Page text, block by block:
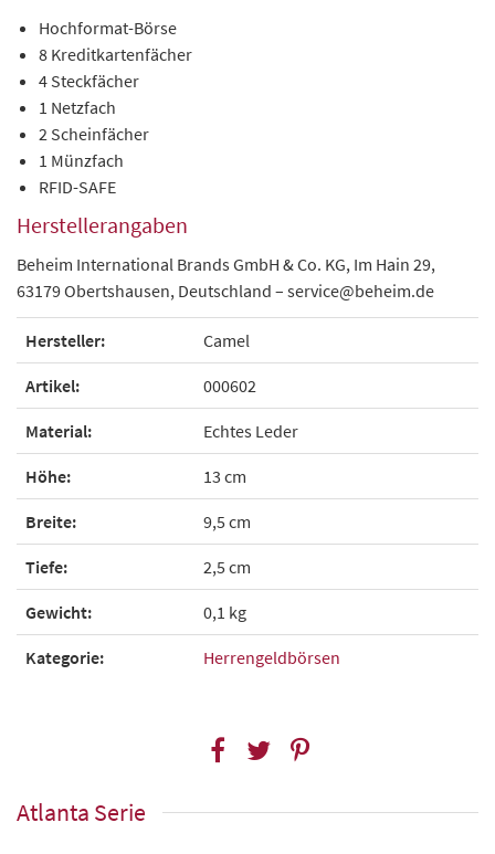
Hochformat-Börse
8 Kreditkartenfächer
4 Steckfächer
1 Netzfach
2 Scheinfächer
1 Münzfach
RFID-SAFE
Herstellerangaben
Beheim International Brands GmbH & Co. KG, Im Hain 29,
63179 Obertshausen, Deutschland – service@beheim.de
Hersteller: Camel
Artikel: 000602
Material: Echtes Leder
Höhe: 13 cm
Breite: 9,5 cm
Tiefe: 2,5 cm
Gewicht: 0,1 kg
Kategorie: Herrengeldbörsen
Atlanta Serie